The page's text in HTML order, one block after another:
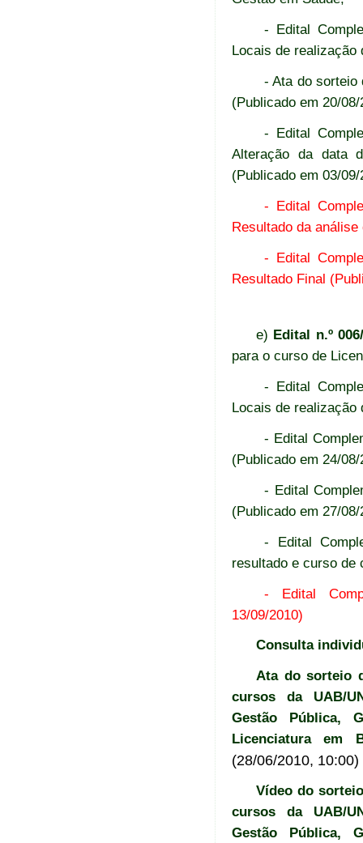
- Edital
Locais de realização
- Ata do sorteio
(Publicado em 20/08/
- Edital
Alteração da data
(Publicado em 03/09/
- Edital
Resultado da
- Edital
Resultado Final
e) Edital n.º
para o curso de
- Edital
Locais de realização
- Edital
(Publicado em 24/08/
- Edital
(Publicado em 27/08/
- Edital
resultado e curso de
- Edital
13/09/2010)
Consulta
Ata do sorteio
cursos da UAB/
Gestão Pública,
Licenciatura em
(28/06/2010, 10:00)
Vídeo do
cursos da UAB/
Gestão Pública,